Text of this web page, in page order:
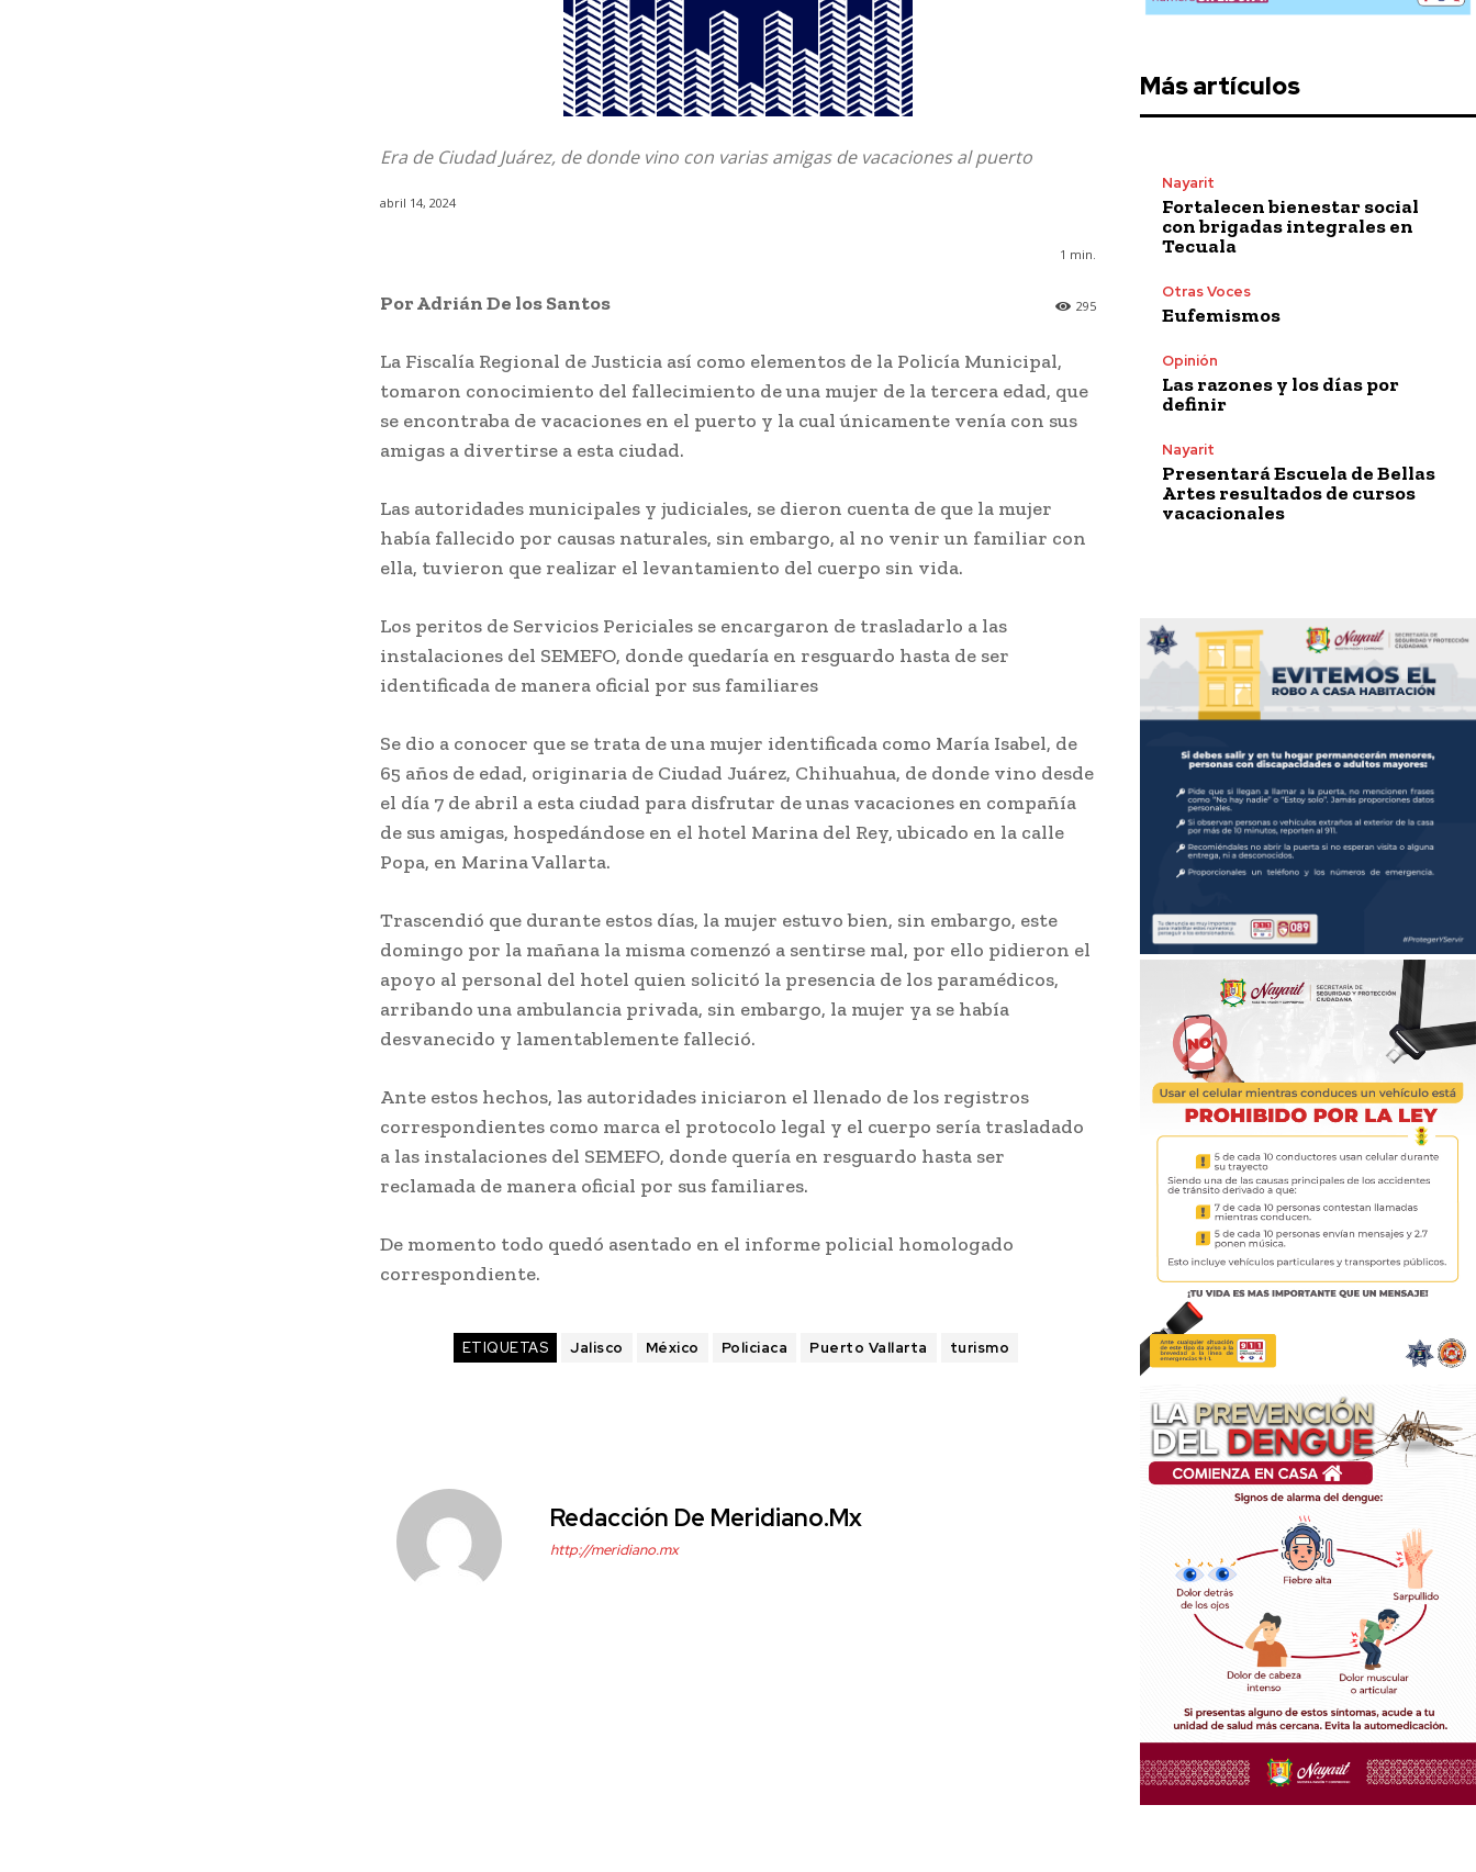
Era de Ciudad Juárez, de donde vino con varias amigas de vacaciones al puerto
abril 14, 2024
1 min.
295
Por Adrián De los Santos
La Fiscalía Regional de Justicia así como elementos de la Policía Municipal,
tomaron conocimiento del fallecimiento de una mujer de la tercera edad, que
se encontraba de vacaciones en el puerto y la cual únicamente venía con sus
amigas a divertirse a esta ciudad.
Las autoridades municipales y judiciales, se dieron cuenta de que la mujer
había fallecido por causas naturales, sin embargo, al no venir un familiar con
ella, tuvieron que realizar el levantamiento del cuerpo sin vida.
Los peritos de Servicios Periciales se encargaron de trasladarlo a las
instalaciones del SEMEFO, donde quedaría en resguardo hasta de ser
identificada de manera oficial por sus familiares
Se dio a conocer que se trata de una mujer identificada como María Isabel, de
65 años de edad, originaria de Ciudad Juárez, Chihuahua, de donde vino desde
el día 7 de abril a esta ciudad para disfrutar de unas vacaciones en compañía
de sus amigas, hospedándose en el hotel Marina del Rey, ubicado en la calle
Popa, en Marina Vallarta.
Trascendió que durante estos días, la mujer estuvo bien, sin embargo, este
domingo por la mañana la misma comenzó a sentirse mal, por ello pidieron el
apoyo al personal del hotel quien solicitó la presencia de los paramédicos,
arribando una ambulancia privada, sin embargo, la mujer ya se había
desvanecido y lamentablemente falleció.
Ante estos hechos, las autoridades iniciaron el llenado de los registros
correspondientes como marca el protocolo legal y el cuerpo sería trasladado
a las instalaciones del SEMEFO, donde quería en resguardo hasta ser
reclamada de manera oficial por sus familiares.
De momento todo quedó asentado en el informe policial homologado
correspondiente.
ETIQUETAS Jalisco México Policiaca Puerto Vallarta turismo
Redacción De Meridiano.mx
http://meridiano.mx
Más artículos
Nayarit
Fortalecen bienestar social
con brigadas integrales en
Tecuala
Otras Voces
Eufemismos
Opinión
Las razones y los días por
definir
Nayarit
Presentará Escuela de Bellas
Artes resultados de cursos
vacacionales